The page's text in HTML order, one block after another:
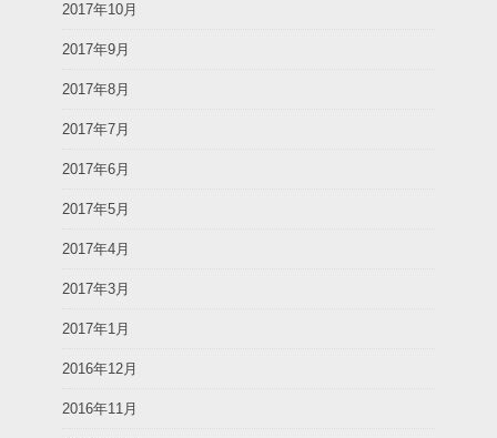
2017年10月
2017年9月
2017年8月
2017年7月
2017年6月
2017年5月
2017年4月
2017年3月
2017年1月
2016年12月
2016年11月